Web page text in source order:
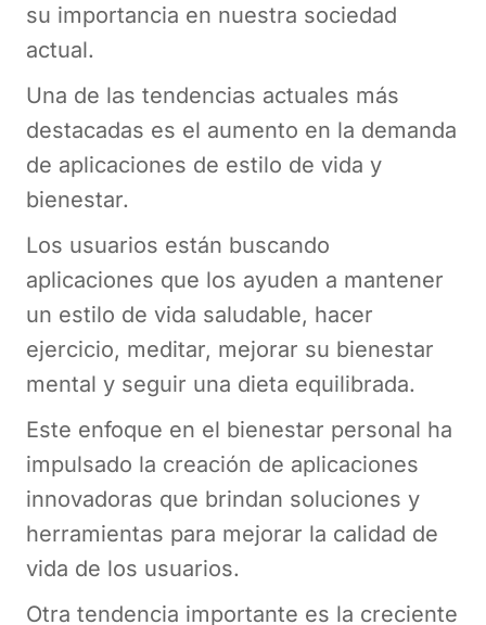
su importancia en nuestra sociedad
actual.
Una de las tendencias actuales más
destacadas es el aumento en la demanda
de aplicaciones de estilo de vida y
bienestar.
Los usuarios están buscando
aplicaciones que los ayuden a mantener
un estilo de vida saludable, hacer
ejercicio, meditar, mejorar su bienestar
mental y seguir una dieta equilibrada.
Este enfoque en el bienestar personal ha
impulsado la creación de aplicaciones
innovadoras que brindan soluciones y
herramientas para mejorar la calidad de
vida de los usuarios.
Otra tendencia importante es la creciente